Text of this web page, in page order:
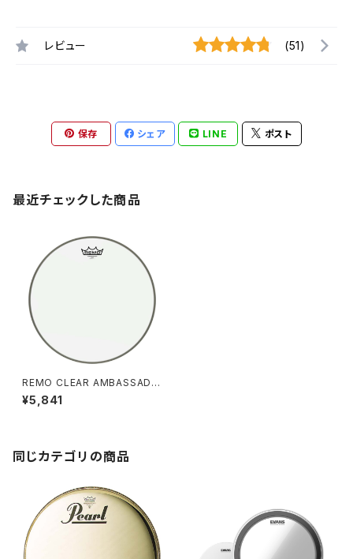
レビュー (51)
保存 シェア LINE ポスト
最近チェックした商品
REMO CLEAR AMBASSADO
R 20" BD / C-20B
¥5,841
同じカテゴリの商品